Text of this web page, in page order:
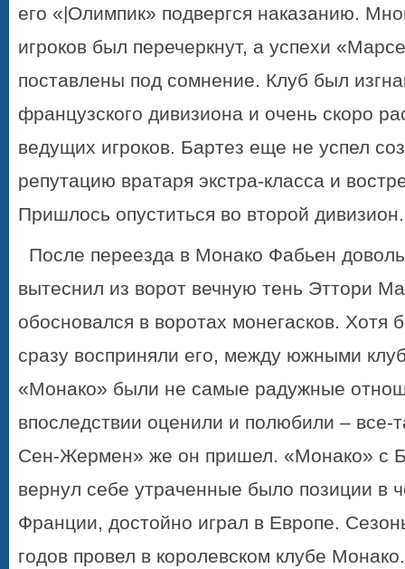
его «|Олимпик» подвергся наказанию.
игроков был перечеркнут, а успехи
поставлены под сомнение. Клуб был
французского дивизиона и очень скоро
ведущих игроков. Бартез еще не успел
репутацию вратаря экстра-класса и
Пришлось опуститься во второй дивизион.
После переезда в Монако Фабьен
вытеснил из ворот вечную тень Эттори
обосновался в воротах монегасков. Хотя
сразу восприняли его, между южными
«Монако» были не самые радужные
впоследствии оценили и полюбили – все-
Сен-Жермен» же он пришел. «Монако» с
вернул себе утраченные было позиции в
Франции, достойно играл в Европе.
годов провел в королевском клубе Монако.